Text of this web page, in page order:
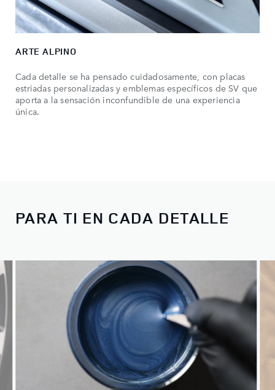
ARTE ALPINO
Cada detalle se ha pensado cuidadosamente, con placas
estriadas personalizadas y emblemas específicos de SV que
aporta a la sensación inconfundible de una experiencia
única.
PARA TI EN CADA DETALLE